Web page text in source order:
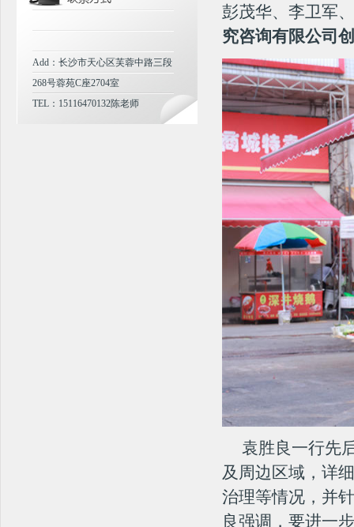
2021年8月百春园街道顺利召开创建全国...
2021年邵阳市双清区教育系统创建第七届...
喜讯！我司服务过的连云港市、曲靖市等城市...
湖南18市县入选！中央文明办确定2021...
全国文明城市创建丨湖南4市县成功入选第六...
第三方患者满意调查哪家强？---奥思卓值...
阳新县城创中心干部职工顺利开展业务知识培训会
中央文明办:已明确要求不将占道经营、马路...
第五届中国第三方评估论坛暨首届地方督查评...
《2019年长沙市儿童预防接种部分监护人...
长沙县引入第三方评估机构助力优化营商环境
创建全国文明城市第三方测评|全国文明城市...
全国文明城市年度测评成绩公布，长沙位列第...
文明创建第三方测评机构检验创文更加客观、...
江西患者第三方满意度调查公司对市场调查过...
从“新春第一会”看第三方测评咨询，奥思卓...
持续引入第三方测评：医疗服务质量提升的长...
湖南奥思卓：专业第三方市场调查，精准助力...
Add：长沙市天心区芙蓉中路三段
268号蓉苑C座2704室
TEL：15116470132陈老师
彭茂华、李卫军
究咨询有限公司
袁胜良一行先
及周边区域，详
治理等情况，并
良强调，要进一